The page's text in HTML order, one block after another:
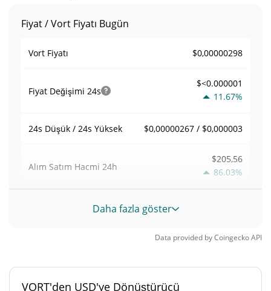
Fiyat / Vort Fiyatı Bugün
Vort Fiyatı $0,00000298
Fiyat Değişimi 24s
$<0.000001
11.67%
24s Düşük / 24s Yüksek $0,00000267 / $0,000003
Alım Satım Hacmi 24h
$205,56
86.03%
Hacim / Piyasa Değeri
<0.000001%
Piyasa sıralaması #12575
Daha fazla göster
Data provided byCoingeckoAPI
VORT'den USD'ye Dönüştürücü